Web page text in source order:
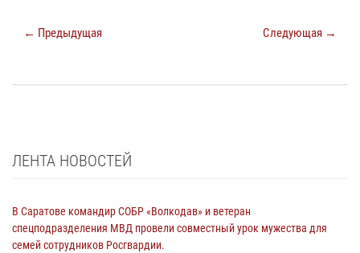
← Предыдущая Следующая →
ЛЕНТА НОВОСТЕЙ
В Саратове командир СОБР «Волкодав» и ветеран
спецподразделения МВД провели совместный урок мужества для
семей сотрудников Росгвардии.